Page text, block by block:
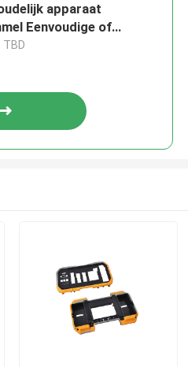
apparaat
Eenvoudige of
holtes plastic
TBD